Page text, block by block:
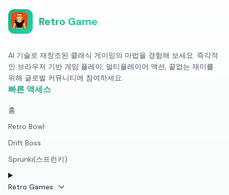
Retro Game
AI 기술로 재창조된 클래식 게이밍의 마법을 경험해 보세요. 즉각적
인 브라우저 기반 게임 플레이, 멀티플레이어 액션, 끝없는 재미를
위해 글로벌 커뮤니티에 참여하세요.
빠른 액세스
홈
Retro Bowl
Drift Boss
Sprunki(스프런키)
Retro Games